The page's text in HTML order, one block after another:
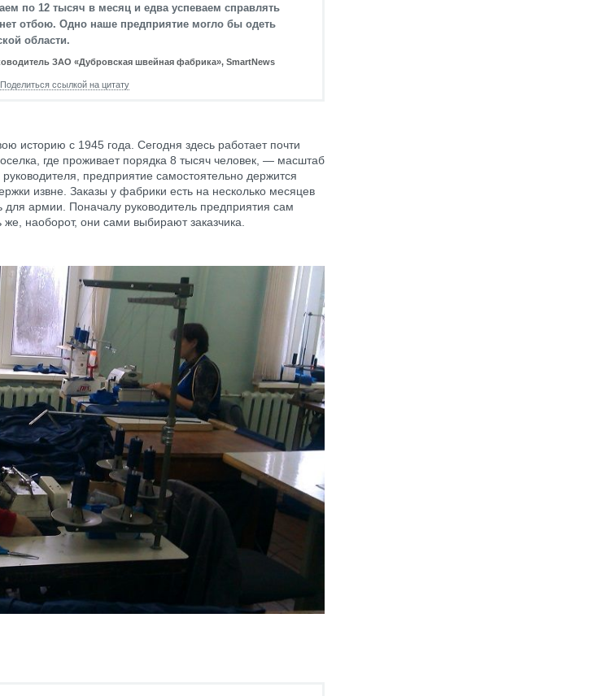
по 12 тысяч в месяц и едва успеваем справлять
отбою. Одно наше предприятие могло бы одеть
области.
ЗАО «Дубровская швейная фабрика», SmartNews
Поделиться ссылкой на цитату
историю с 1945 года. Сегодня здесь работает почти
где проживает порядка 8 тысяч человек, — масштаб
предприятие самостоятельно держится
извне. Заказы у фабрики есть на несколько месяцев
армии. Поначалу руководитель предприятия сам
же, наоборот, они сами выбирают заказчика.